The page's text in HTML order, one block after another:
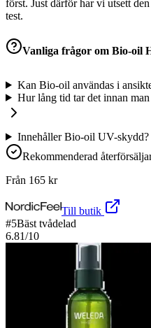
först. Just därför har vi utsett
test.
Vanliga frågor om Bio-oil
Kan Bio-oil användas i
Hur lång tid tar det innan
Innehåller Bio-oil UV-skydd?
Rekommenderad
Från 165 kr
Till butik
#5Bäst tvådelad
6.81/10